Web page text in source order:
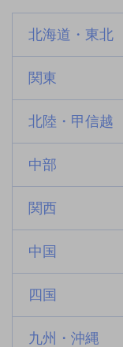
北海道・東北
関東
北陸・甲信越
中部
関西
中国
四国
九州・沖縄